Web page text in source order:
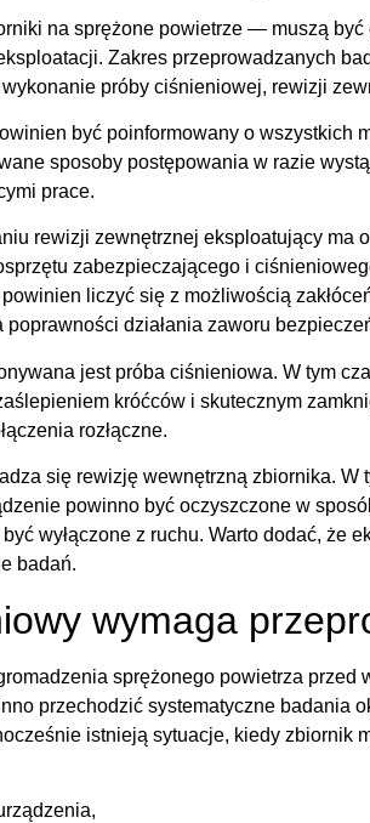
na sprężone powietrze — muszą
Zakres przeprowadzanych
próby ciśnieniowej, rewizji
być poinformowany o wszystkich
sposoby postępowania w razie
prace.
rewizji zewnętrznej eksploatujący
zabezpieczającego i
liczyć się z możliwością
działania zaworu
jest próba ciśnieniowa. W tym
króćców i skutecznym
rozłączne.
się rewizję wewnętrzną zbiornika.
powinno być oczyszczone w
wyłączone z ruchu. Warto dodać, że
badań.
wymaga
sprężonego powietrza
przechodzić systematyczne badania
istnieją sytuacje, kiedy